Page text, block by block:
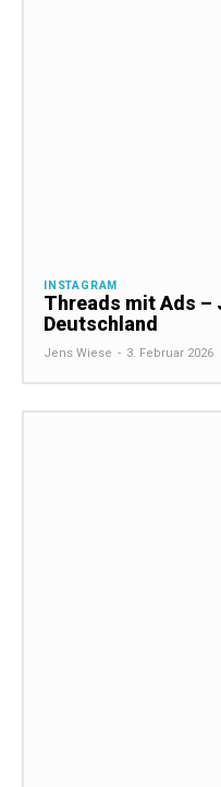
INSTAGRAM
Threads mit Ads –
Deutschland
Jens Wiese - 3. Februar 2026